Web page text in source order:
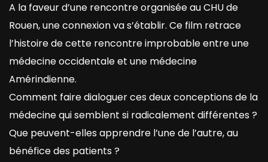
A la faveur d’une rencontre organisée au CHU de
Rouen, une connexion va s’établir. Ce film retrace
l’histoire de cette rencontre improbable entre une
médecine occidentale et une médecine
Amérindienne.
Comment faire dialoguer ces deux conceptions de la
médecine qui semblent si radicalement différentes ?
Que peuvent-elles apprendre l’une de l’autre, au
bénéfice des patients ?